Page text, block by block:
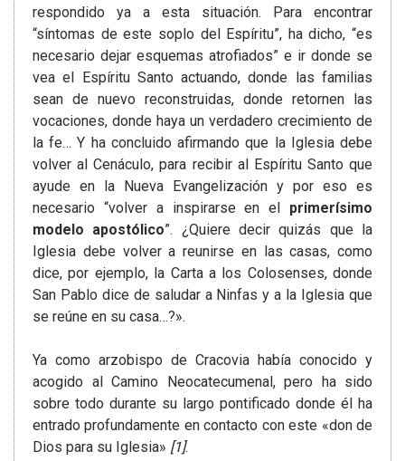
respondido ya a esta situación. Para encontrar
“síntomas de este soplo del Espíritu”, ha dicho, “es
necesario dejar esquemas atrofiados” e ir donde se
vea el Espíritu Santo actuando, donde las familias
sean de nuevo reconstruidas, donde retornen las
vocaciones, donde haya un verdadero crecimiento de
la fe… Y ha concluido afirmando que la Iglesia debe
volver al Cenáculo, para recibir al Espíritu Santo que
ayude en la Nueva Evangelización y por eso es
necesario “volver a inspirarse en el primerísimo
modelo apostólico”. ¿Quiere decir quizás que la
Iglesia debe volver a reunirse en las casas, como
dice, por ejemplo, la Carta a los Colosenses, donde
San Pablo dice de saludar a Ninfas y a la Iglesia que
se reúne en su casa…?».
Ya como arzobispo de Cracovia había conocido y
acogido al Camino Neocatecumenal, pero ha sido
sobre todo durante su largo pontificado donde él ha
entrado profundamente en contacto con este «don de
Dios para su Iglesia» [1].